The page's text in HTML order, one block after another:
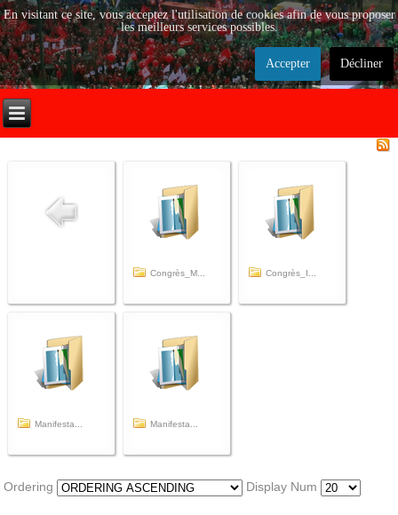
Congrès_M... Congrès_I...
Manifesta... Manifesta...
Ordering Display Num
En visitant ce site, vous acceptez l'utilisation de cookies afin de vous proposer
les meilleurs services possibles.
Accepter Décliner